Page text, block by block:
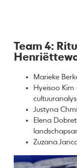
Team 4:
Marieke
Hyeisoo
Justyna
Elena
Zuzana